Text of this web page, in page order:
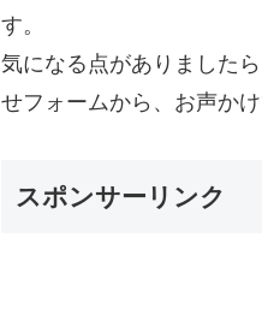
す。
気になる点がありました
せフォームから、お声か
スポンサーリンク